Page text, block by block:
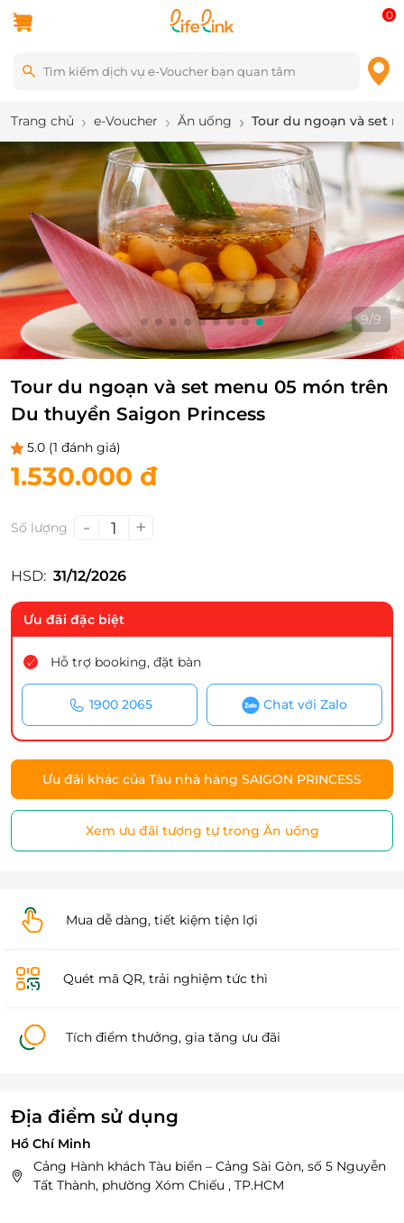
0
Trang chủ e-Voucher Ăn uống Tour du ngoạn và set
1/9
Tour du ngoạn và set menu 05 món trên
Du thuyền Saigon Princess
5.0 (1 đánh giá)
1.530.000 đ
Số lượng - 1 +
HSD: 31/12/2026
Ưu đãi đặc biệt
Hỗ trợ booking, đặt bàn
1900 2065 Chat với Zalo
Ưu đãi khác của Tàu nhà hàng SAIGON PRINCESS
Xem ưu đãi tương tự trong Ăn uống
Mua dễ dàng, tiết kiệm tiện lợi
Quét mã QR, trải nghiệm tức thì
Tích điểm thưởng, gia tăng ưu đãi
Địa điểm sử dụng
Hồ Chí Minh
Cảng Hành khách Tàu biển – Cảng Sài Gòn, số 5 Nguyễn
Tất Thành, phường Xóm Chiếu , TP.HCM